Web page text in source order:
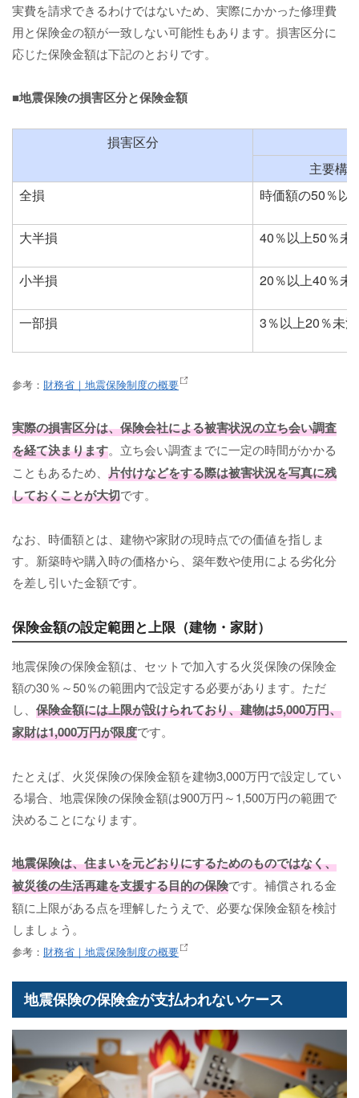
実費を請求できるわけではないため、実際にかかった修理費
用と保険金の額が一致しない可能性もあります。損害区分に
応じた保険金額は下記のとおりです。
■地震保険の損害区分と保険金額
損害区分
主要構
全損
時価額の50％以
大半損 40％以上50％未
小半損 20％以上40％未
一部損 3％以上20％未満
参考： 財務省｜地震保険制度の概要
実際の損害区分は、保険会社による被害状況の立ち会い調査
を経て決まります。立ち会い調査までに一定の時間がかかる
こともあるため、 片付けなどをする際は被害状況を写真に残
しておくことが大切です。
なお、時価額とは、建物や家財の現時点での価値を指しま
す。新築時や購入時の価格から、築年数や使用による劣化分
を差し引いた金額です。
保険金額の設定範囲と上限（建物・家財）
地震保険の保険金額は、セットで加入する火災保険の保険金
額の30％～50％の範囲内で設定する必要があります。ただ
し、 保険金額には上限が設けられており、建物は5,000万円、
家財は1,000万円が限度です。
たとえば、火災保険の保険金額を建物3,000万円で設定してい
る場合、地震保険の保険金額は900万円～1,500万円の範囲で
決めることになります。
地震保険は、住まいを元どおりにするためのものではなく、
被災後の生活再建を支援する目的の保険です。補償される金
額に上限がある点を理解したうえで、必要な保険金額を検討
しましょう。
参考： 財務省｜地震保険制度の概要
地震保険の保険金が支払われないケース